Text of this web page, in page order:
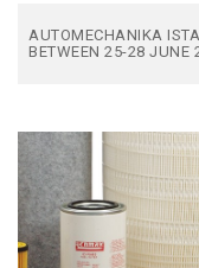
AUTOMECHANIKA
BETWEEN 25-28 JUNE